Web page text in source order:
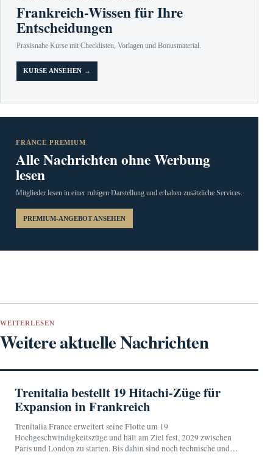
Frankreich-Wissen für Ihre
Entscheidungen
Praxisnahe Kurse mit Checklisten, Vorlagen und Bonusmaterial.
KURSE ANSEHEN →
FRANCE PREMIUM
Alle Nachrichten ohne Werbung
lesen
Mitglieder lesen in einer ruhigen Darstellung und erhalten zusätzliche Services.
PREMIUM-ANGEBOT ANSEHEN
WEITERLESEN
Weitere aktuelle Nachrichten
Trenitalia bestellt 19 Hitachi-Züge für
Expansion in Frankreich
Trenitalia France erweitert seine Flotte um 19
Hochgeschwindigkeitszüge und hält am Ziel fest, 2029 zwischen
Paris und London zu starten. Bis dahin sind noch technische und